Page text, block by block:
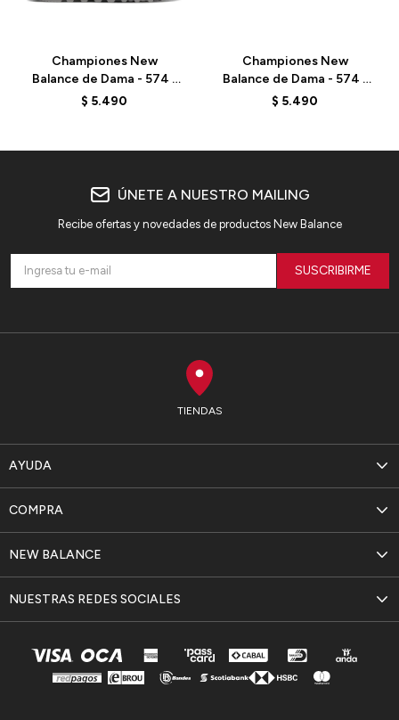
Championes New
Balance de Dama - 574 -
WL574WH2 - BURGUNDY
$ 5.490
Championes New
Balance de Dama - 574 -
WL574KN2 - BRICK BEIGE
$ 5.490
TIENDAS
AYUDA
NEW BALANCE
COMPRA
NUESTRAS REDES SOCIALES
ÚNETE A NUESTRO MAILING
Recibe ofertas y novedades de productos New Balance
SUSCRIBIRME